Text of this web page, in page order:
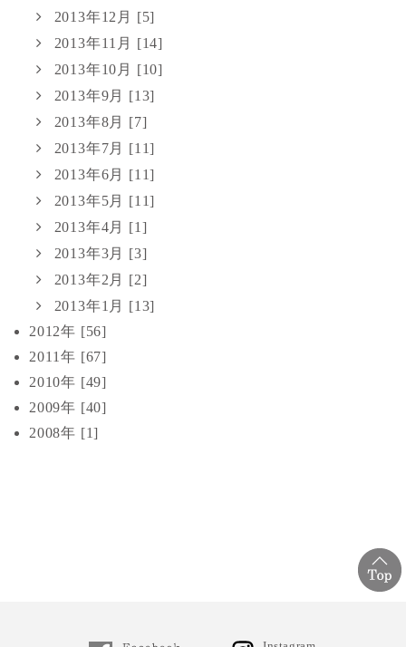
2013年12月 [5]
2013年11月 [14]
2013年10月 [10]
2013年9月 [13]
2013年8月 [7]
2013年7月 [11]
2013年6月 [11]
2013年5月 [11]
2013年4月 [1]
2013年3月 [3]
2013年2月 [2]
2013年1月 [13]
2012年 [56]
2011年 [67]
2010年 [49]
2009年 [40]
2008年 [1]